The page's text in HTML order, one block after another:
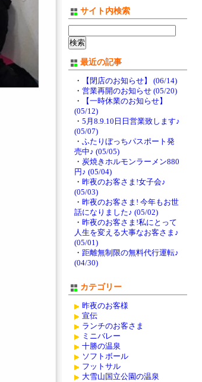
サイト内検索
最近の記事
・
【閉店のお知らせ】 (06/14)
・ 営業再開のお知らせ (05/20)
・
【一時休業のお知らせ】
(05/12)
・ 5月8.9.10日日営業致します♪
(05/07)
・ ふたりぼっちパスポート発
売中♪ (05/05)
・ 炭焼きホルモンラーメン880
円♪ (05/04)
・ 昨夜のお客さま!女子会♪
(05/03)
・ 昨夜のお客さま! 今年もお世
話になりました♪ (05/02)
・ 昨夜のお客さま!私にとって
人生を変える大事なお客さま♪
(05/01)
・ 距離無制限の無料代行運転♪
(04/30)
カテゴリー
昨夜のお客様
宣伝
ランチのお客さま
ミニバレー
十勝の温泉
ソフトボール
フットサル
大雪山国立公園の温泉